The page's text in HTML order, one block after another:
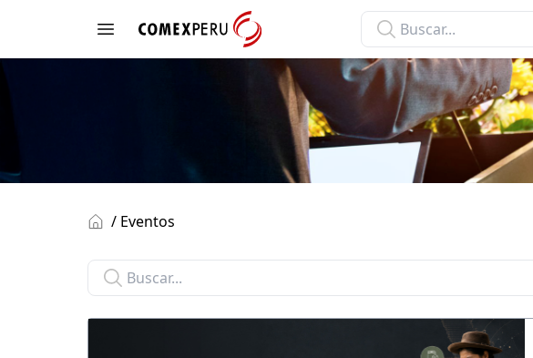
Open menu
ComexPerú
/ Eventos